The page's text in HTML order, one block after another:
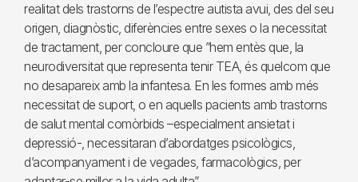
realitat dels trastorns de l’espectre autista avui, des del seu
origen, diagnòstic, diferències entre sexes o la necessitat
de tractament, per concloure que ”hem entès que, la
neurodiversitat que representa tenir TEA, és quelcom que
no desapareix amb la infantesa. En les formes amb més
necessitat de suport, o en aquells pacients amb trastorns
de salut mental comòrbids –especialment ansietat i
depressió-, necessitaran d’abordatges psicològics,
d’acompanyament i de vegades, farmacològics, per